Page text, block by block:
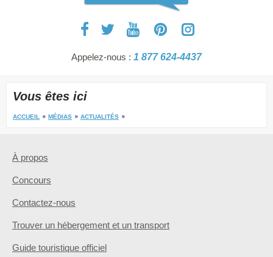
Appelez-nous : 1 877 624-4437
Vous êtes ici
ACCUEIL MÉDIAS ACTUALITÉS
À propos
Concours
Contactez-nous
Trouver un hébergement et un transport
Guide touristique officiel